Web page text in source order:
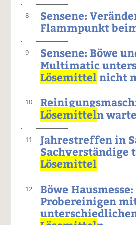
8
Sensene:
Flammpunkt
9
Sensene: Böwe
Multimatic
Lösemittelnicht
10
Lösemitteln
11
Jahrestreffen in
Sachverständige
Lösemittel
12
Böwe Hausmesse:
Probereinigen